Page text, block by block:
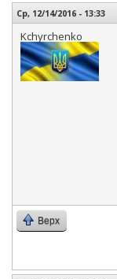
Ср, 12/14/2016 - 13:33
Kchyrchenko
Верх